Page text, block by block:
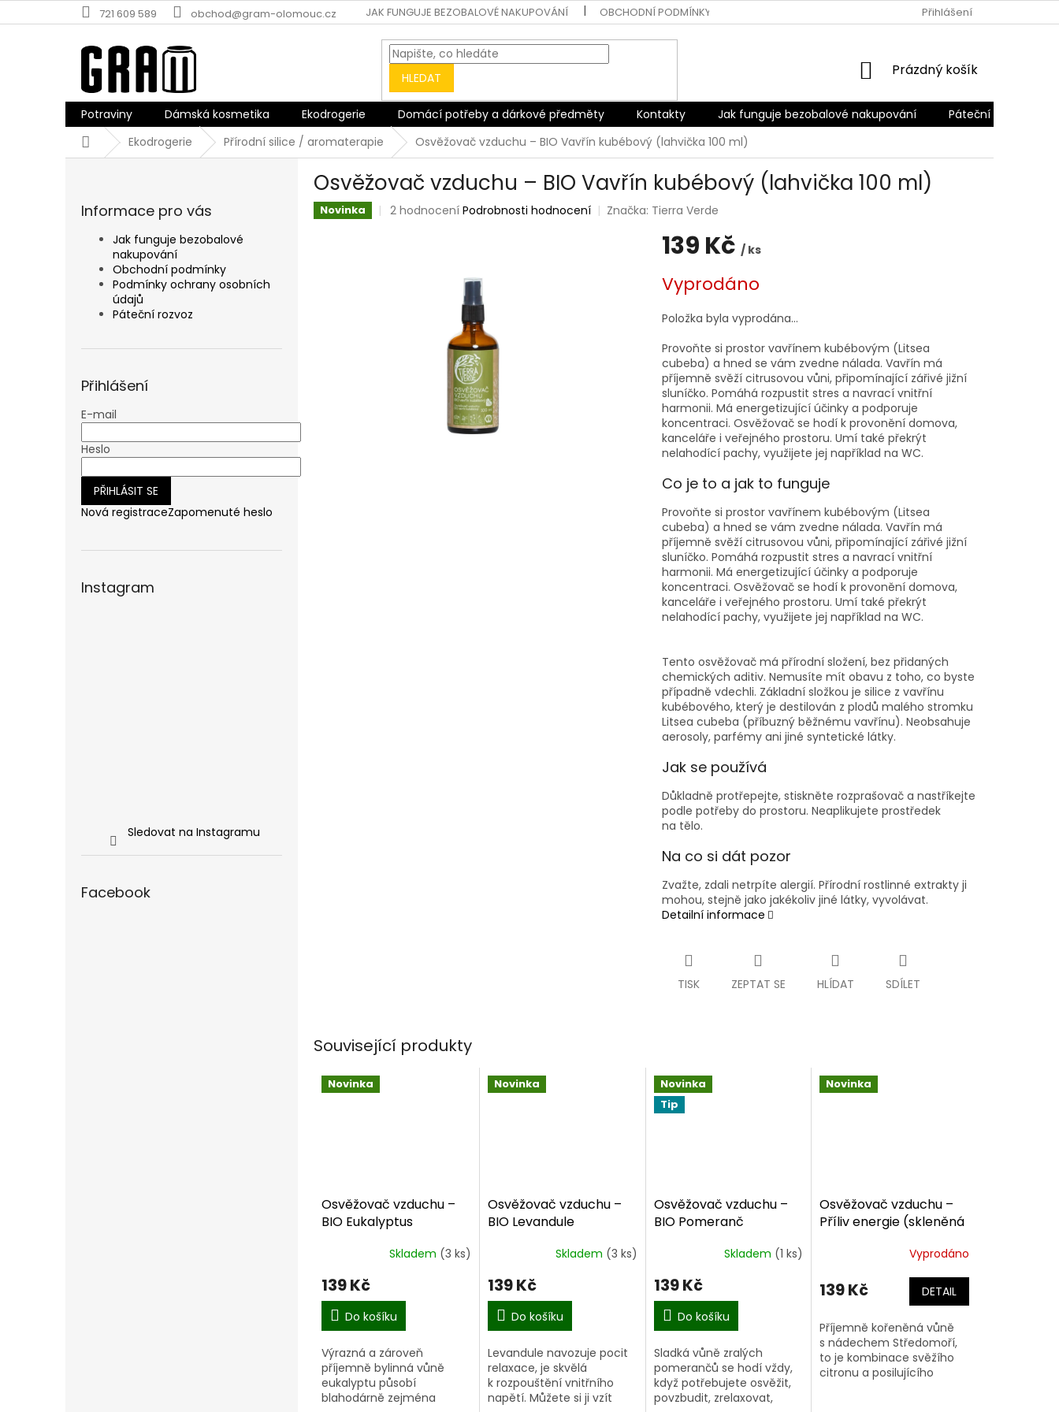
na
721 609 589 obchod@gram-olomouc.cz JAK FUNGUJE BEZOBALOVÉ NAKUPOVÁNÍ OBCHODNÍ PODMÍNKY PODMÍNKY OCHRANY OSOBNÍCH ÚDAJŮPřihlášení
HLEDAT
NÁKUPNÍ
Prázdný košík
Potraviny Dámská kosmetika Ekodrogerie Domácí potřeby a dárkové předměty Kontakty Jak funguje bezobalové nakupování
Páteční rozvoz
DomůEkodrogerie Přírodní silice / aromaterapie Osvěžovač vzduchu – BIO Vavřín kubébový (lahvička 100 ml)
Informace pro vás
Jak funguje bezobalové
nakupování
Obchodní podmínky
Podmínky ochrany osobních
údajů
Páteční rozvoz
Přihlášení
E-mail
Heslo
PŘIHLÁSIT SE
Nová registraceZapomenuté heslo
Instagram
Sledovat na Instagramu
Facebook
Osvěžovač vzduchu – BIO Vavřín kubébový (lahvička 100 ml)
Novinka
Průměrné
2 hodnocení Podrobnosti hodnocení Značka: Tierra Verde
139 Kč / ks
cena:
Vyprodáno
Položka byla vyprodána…
Provoňte si prostor vavřínem kubébovým (Litsea
cubeba) a hned se vám zvedne nálada. Vavřín má
příjemně svěží citrusovou vůni, připomínající zářivé jižní
sluníčko. Pomáhá rozpustit stres a navrací vnitřní
harmonii. Má energetizující účinky a podporuje
koncentraci. Osvěžovač se hodí k provonění domova,
kanceláře i veřejného prostoru. Umí také překrýt
nelahodící pachy, využijete jej například na WC.
Co je to a jak to funguje
Provoňte si prostor vavřínem kubébovým (Litsea
cubeba) a hned se vám zvedne nálada. Vavřín má
příjemně svěží citrusovou vůni, připomínající zářivé jižní
sluníčko. Pomáhá rozpustit stres a navrací vnitřní
harmonii. Má energetizující účinky a podporuje
koncentraci. Osvěžovač se hodí k provonění domova,
kanceláře i veřejného prostoru. Umí také překrýt
nelahodící pachy, využijete jej například na WC.
Tento osvěžovač má přírodní složení, bez přidaných
chemických aditiv. Nemusíte mít obavu z toho, co byste
případně vdechli. Základní složkou je silice z vavřínu
kubébového, který je destilován z plodů malého stromku
Litsea cubeba (příbuzný běžnému vavřínu). Neobsahuje
aerosoly, parfémy ani jiné syntetické látky.
Jak se používá
Důkladně protřepejte, stiskněte rozprašovač a nastříkejte
podle potřeby do prostoru. Neaplikujete prostředek
na tělo.
Na co si dát pozor
Zvažte, zdali netrpíte alergií. Přírodní rostlinné extrakty ji
mohou, stejně jako jakékoliv jiné látky, vyvolávat.
Detailní informace
TISK ZEPTAT SE HLÍDAT SDÍLET
Související produkty
Novinka
Osvěžovač vzduchu –
BIO Eukalyptus
Skladem (3 ks)
139 Kč
Do košíku
Výrazná a zároveň
příjemně bylinná vůně
eukalyptu působí
blahodárně zejména
Novinka
Osvěžovač vzduchu –
BIO Levandule
produktu
je
5,0
z
5
hvězdiček.
Skladem (3 ks)
139 Kč
Do košíku
Levandule navozuje pocit
relaxace, je skvělá
k rozpouštění vnitřního
napětí. Můžete si ji vzít
Novinka
Tip
Osvěžovač vzduchu –
BIO Pomeranč
Skladem (1 ks)
139 Kč
Do košíku
Sladká vůně zralých
pomerančů se hodí vždy,
když potřebujete osvěžit,
povzbudit, zrelaxovat,
Novinka
Osvěžovač vzduchu –
Příliv energie (skleněná
Vyprodáno
139 Kč DETAIL
Příjemně kořeněná vůně
s nádechem Středomoří,
to je kombinace svěžího
citronu a posilujícího